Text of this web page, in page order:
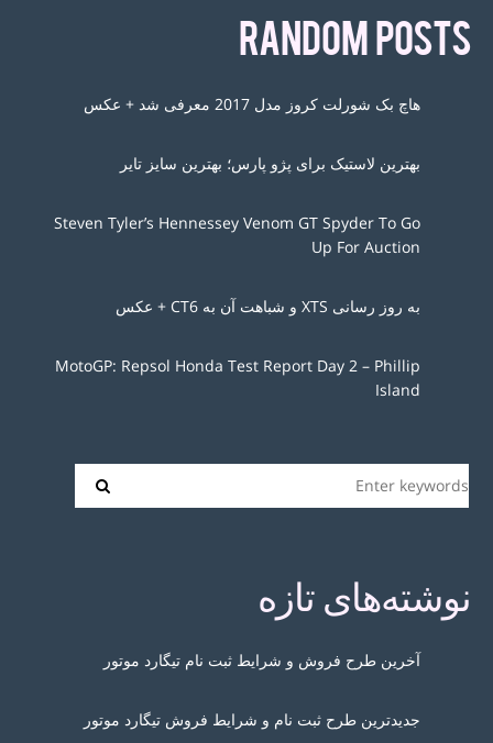
RANDOM POSTS
هاچ بک شورلت کروز مدل 2017 معرفی شد + عکس
بهترین لاستیک برای پژو پارس؛ بهترین سایز تایر
Steven Tyler’s Hennessey Venom GT Spyder To Go
Up For Auction
به روز رسانی XTS و شباهت آن به CT6 + عکس
MotoGP: Repsol Honda Test Report Day 2 – Phillip
Island
نوشته‌های تازه
آخرین طرح فروش و شرایط ثبت نام تیگارد موتور
جدیدترین طرح ثبت نام و شرایط فروش تیگارد موتور